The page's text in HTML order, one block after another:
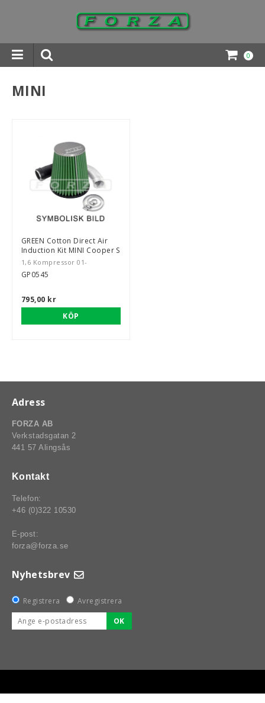
0
Rally-Racing-Klassiker
MINI
GREEN Cotton Direct Air
Induction Kit MINI Cooper S
1,6 Kompressor 01-
GP0545
795,00 kr
KÖP
Adress
FORZA AB
Verkstadsgatan 2
441 57 Alingsås
Kontakt
Telefon:
+46 (0)322 10530
E-post:
forza@forza.se
Nyhetsbrev
Registrera
Avregistrera
OK